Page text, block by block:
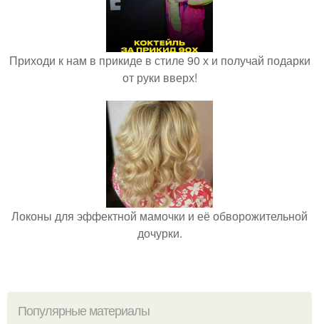
Приходи к нам в прикиде в стиле 90 х и получай подарки
от руки вверх!
Локоны для эффектной мамочки и её обворожительной
дочурки.
Популярные материалы